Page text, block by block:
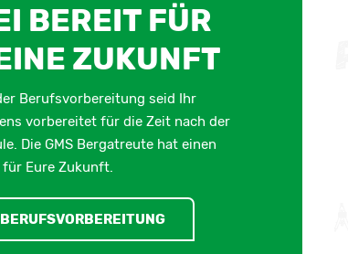
BEREIT FÜR
ZUKUNFT
Berufsvorbereitung seid Ihr
vorbereitet für die Zeit nach der
Die GMS Bergatreute hat einen
für Eure Zukunft.
BERUFSVORBEREITUNG